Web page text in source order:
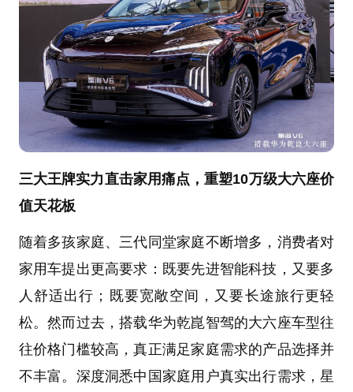
三大王牌实力直击家用痛点，重塑10万级大六座价
值天花板
随着多孩家庭、三代同堂家庭不断增多，消费者对
家用车提出更高要求：既要先进智能科技，又要多
人舒适出行；既要宽敞空间，又要长途旅行更轻
松。然而过去，搭载华为乾崑智驾的大六座车型往
往价格门槛较高，真正满足家庭需求的产品选择并
不丰富。深度洞悉中国家庭用户真实出行需求，星